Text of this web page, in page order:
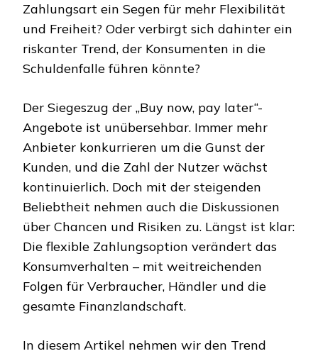
Zahlungsart ein Segen für mehr Flexibilität
und Freiheit? Oder verbirgt sich dahinter ein
riskanter Trend, der Konsumenten in die
Schuldenfalle führen könnte?
Der Siegeszug der „Buy now, pay later“-
Angebote ist unübersehbar. Immer mehr
Anbieter konkurrieren um die Gunst der
Kunden, und die Zahl der Nutzer wächst
kontinuierlich. Doch mit der steigenden
Beliebtheit nehmen auch die Diskussionen
über Chancen und Risiken zu. Längst ist klar:
Die flexible Zahlungsoption verändert das
Konsumverhalten – mit weitreichenden
Folgen für Verbraucher, Händler und die
gesamte Finanzlandschaft.
In diesem Artikel nehmen wir den Trend